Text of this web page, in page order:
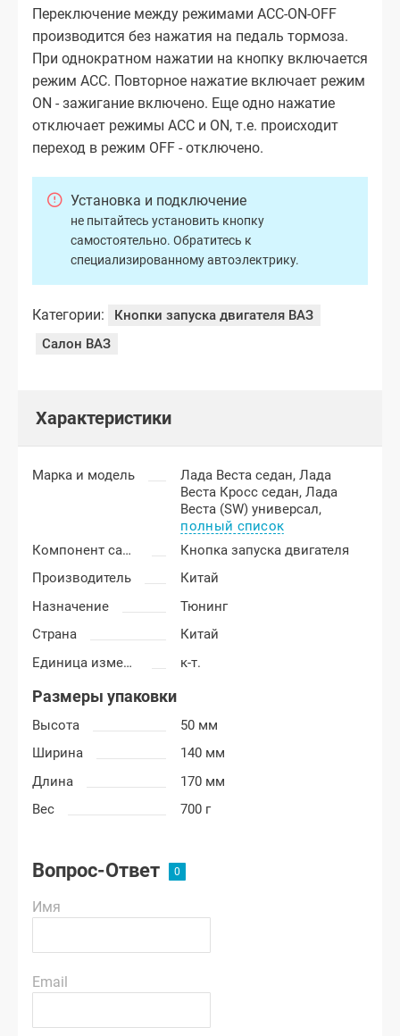
Переключение между режимами ACC-ON-OFF
производится без нажатия на педаль тормоза.
При однократном нажатии на кнопку включается
режим АСС. Повторное нажатие включает режим
ON - зажигание включено. Еще одно нажатие
отключает режимы ACC и ON, т.е. происходит
переход в режим OFF - отключено.
Установка и подключение
не пытайтесь установить кнопку
самостоятельно. Обратитесь к
специализированному автоэлектрику.
Категории:
Кнопки запуска двигателя ВАЗ
Салон ВАЗ
Характеристики
Марка и модель Лада Веста седан,Лада
Веста Кросс седан,Лада
Веста (SW) универсал,
полный список
Компонент салона
Кнопка запуска двигателя
Производитель
Китай
Назначение
Тюнинг
Страна
Китай
Единица измерения
к-т.
Размеры упаковки
Высота
50 мм
Ширина
140 мм
Длина
170 мм
Вес
700 г
Вопрос-Ответ
Имя
Email